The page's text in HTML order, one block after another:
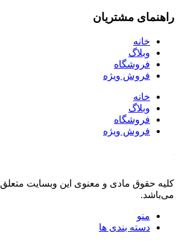
راهنمای مشتریان
خانه
وبلاگ
فروشگاه
فروش ویژه
خانه
وبلاگ
فروشگاه
فروش ویژه
کلیه حقوق مادی و معنوی این وبسایت متعلق
می‌باشد.
منو
دسته بندی ها